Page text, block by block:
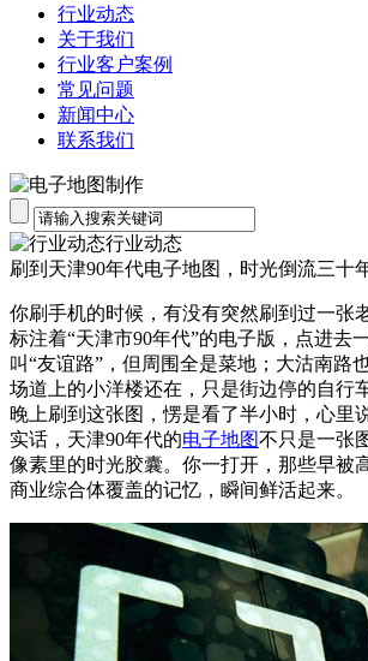
行业动态
关于我们
行业客户案例
常见问题
新闻中心
联系我们
行业动态
刷到天津90年代电子地图，时光倒流三十
你刷手机的时候，有没有突然刷到过一张
标注着“天津市90年代”的电子版，点进去
叫“友谊路”，但周围全是菜地；大沽南路
场道上的小洋楼还在，只是街边停的自行
晚上刷到这张图，愣是看了半小时，心里
实话，天津90年代的电子地图不只是一张
像素里的时光胶囊。你一打开，那些早被
商业综合体覆盖的记忆，瞬间鲜活起来。